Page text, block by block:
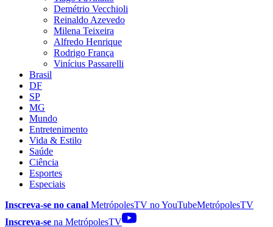
Demétrio Vecchioli
Reinaldo Azevedo
Milena Teixeira
Alfredo Henrique
Rodrigo França
Vinícius Passarelli
Brasil
DF
SP
MG
Mundo
Entretenimento
Vida & Estilo
Saúde
Ciência
Esportes
Especiais
Inscreva-se no canal MetrópolesTV noYouTubeMetrópolesTV
Inscreva-se na MetrópolesTV